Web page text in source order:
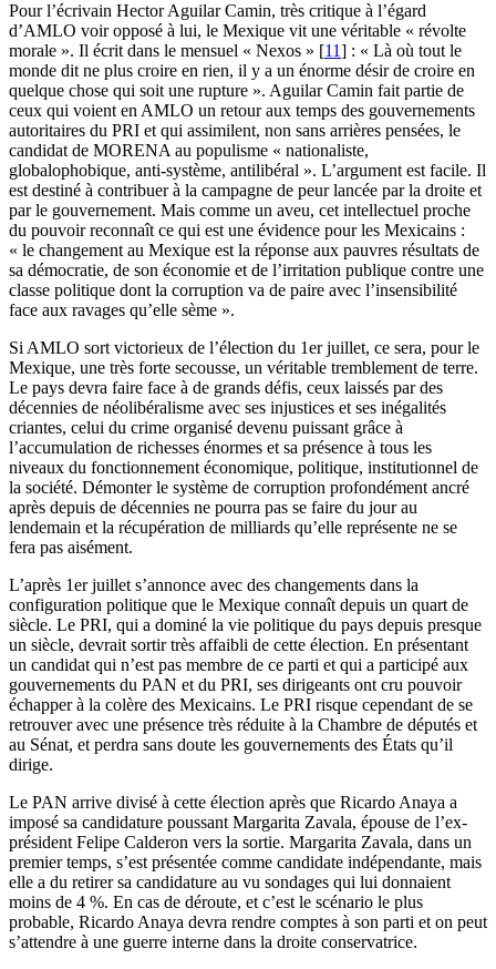
Pour l’écrivain Hector Aguilar Camin, très critique à l’égard
d’AMLO voir opposé à lui, le Mexique vit une véritable « révolte
morale ». Il écrit dans le mensuel « Nexos » [11] : « Là où tout le
monde dit ne plus croire en rien, il y a un énorme désir de croire en
quelque chose qui soit une rupture ». Aguilar Camin fait partie de
ceux qui voient en AMLO un retour aux temps des gouvernements
autoritaires du PRI et qui assimilent, non sans arrières pensées, le
candidat de MORENA au populisme « nationaliste,
globalophobique, anti-système, antilibéral ». L’argument est facile. Il
est destiné à contribuer à la campagne de peur lancée par la droite et
par le gouvernement. Mais comme un aveu, cet intellectuel proche
du pouvoir reconnaît ce qui est une évidence pour les Mexicains :
« le changement au Mexique est la réponse aux pauvres résultats de
sa démocratie, de son économie et de l’irritation publique contre une
classe politique dont la corruption va de paire avec l’insensibilité
face aux ravages qu’elle sème ».
Si AMLO sort victorieux de l’élection du 1er juillet, ce sera, pour le
Mexique, une très forte secousse, un véritable tremblement de terre.
Le pays devra faire face à de grands défis, ceux laissés par des
décennies de néolibéralisme avec ses injustices et ses inégalités
criantes, celui du crime organisé devenu puissant grâce à
l’accumulation de richesses énormes et sa présence à tous les
niveaux du fonctionnement économique, politique, institutionnel de
la société. Démonter le système de corruption profondément ancré
après depuis de décennies ne pourra pas se faire du jour au
lendemain et la récupération de milliards qu’elle représente ne se
fera pas aisément.
L’après 1er juillet s’annonce avec des changements dans la
configuration politique que le Mexique connaît depuis un quart de
siècle. Le PRI, qui a dominé la vie politique du pays depuis presque
un siècle, devrait sortir très affaibli de cette élection. En présentant
un candidat qui n’est pas membre de ce parti et qui a participé aux
gouvernements du PAN et du PRI, ses dirigeants ont cru pouvoir
échapper à la colère des Mexicains. Le PRI risque cependant de se
retrouver avec une présence très réduite à la Chambre de députés et
au Sénat, et perdra sans doute les gouvernements des États qu’il
dirige.
Le PAN arrive divisé à cette élection après que Ricardo Anaya a
imposé sa candidature poussant Margarita Zavala, épouse de l’ex-
président Felipe Calderon vers la sortie. Margarita Zavala, dans un
premier temps, s’est présentée comme candidate indépendante, mais
elle a du retirer sa candidature au vu sondages qui lui donnaient
moins de 4 %. En cas de déroute, et c’est le scénario le plus
probable, Ricardo Anaya devra rendre comptes à son parti et on peut
s’attendre à une guerre interne dans la droite conservatrice.